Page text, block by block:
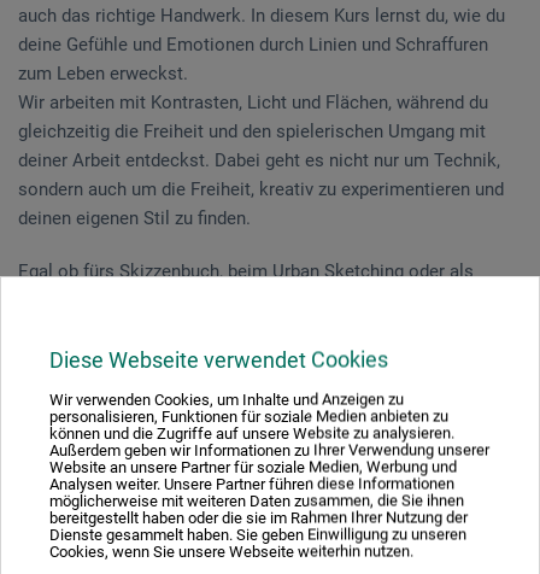
Diese Webseite verwendet Cookies
Wir verwenden Cookies, um Inhalte und Anzeigen zu
personalisieren, Funktionen für soziale Medien anbieten zu
können und die Zugriffe auf unsere Website zu analysieren.
Außerdem geben wir Informationen zu Ihrer Verwendung unserer
Website an unsere Partner für soziale Medien, Werbung und
Analysen weiter. Unsere Partner führen diese Informationen
möglicherweise mit weiteren Daten zusammen, die Sie ihnen
bereitgestellt haben oder die sie im Rahmen Ihrer Nutzung der
Dienste gesammelt haben. Sie geben Einwilligung zu unseren
Cookies, wenn Sie unsere Webseite weiterhin nutzen.
auch das richtige Handwerk. In diesem Kurs lernst du, wie du
deine Gefühle und Emotionen durch Linien und Schraffuren
zum Leben erweckst.
Wir arbeiten mit Kontrasten, Licht und Flächen, während du
gleichzeitig die Freiheit und den spielerischen Umgang mit
deiner Arbeit entdeckst. Dabei geht es nicht nur um Technik,
sondern auch um die Freiheit, kreativ zu experimentieren und
deinen eigenen Stil zu finden.
Egal ob fürs Skizzenbuch, beim Urban Sketching oder als
Unterentfelden | 2 Tage 30.01.-31.01.2026
Wir führen eine Warteliste, schreiben Sie uns eineNachricht
oder rufen Sie uns an.
Dipl. Ing. Rp.Tine Klein| Skizzenbuchkünstlerin | Autorin des
Schweizer Zeichenblogs blog.herz-der-kunst.ch | sie schafft